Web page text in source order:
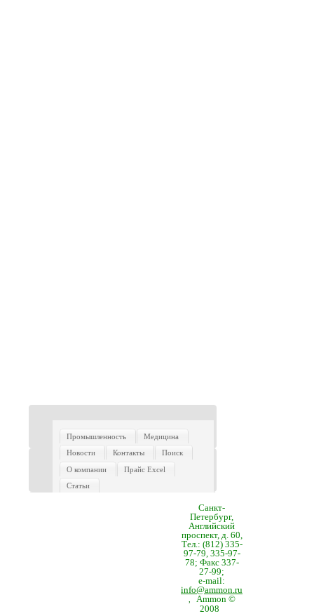
Промышленность
Медицина
Новости
Контакты
Поиск
О компании
Прайс Excel
Статьи
Санкт-
Петербург,
Английский
проспект, д. 60,
Тел.: (812) 335-
97-79, 335-97-
78; Факс 337-
27-99;
e-mail:
info@ammon.ru
Ammon ©
2008